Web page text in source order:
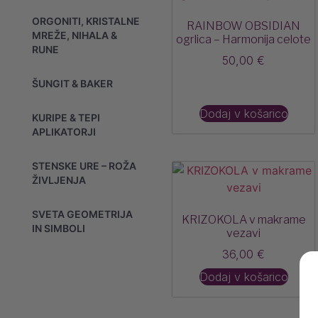
ORGONITI, KRISTALNE
MREŽE, NIHALA &
RUNE
ŠUNGIT & BAKER
KURIPE & TEPI
APLIKATORJI
STENSKE URE – ROŽA
ŽIVLJENJA
SVETA GEOMETRIJA
IN SIMBOLI
RAINBOW OBSIDIAN
ogrlica – Harmonija celote
50,00€
Dodaj v košarico
KRIZOKOLA v makrame
vezavi
36,00€
Dodaj v košarico